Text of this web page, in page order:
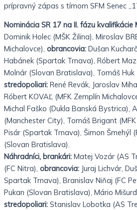
prípravný zápas s tímom SFM Senec
Nominácia SR 17 na II. fázu kvalifikácie
Dominik Holec (MŠK Žilina), Miroslav
Michalovce), obrancovia: Dušan
Habánek (Spartak Trnava), Róbert
Molnár (Slovan Bratislava), Tomáš Huk
stredopoliari: René Revák, Jaroslav
Róbert KOVAĽ (MFK Zemplín
Michal Faško (Dukla Banská Bystrica),
(Manchester City), Tomáš Brigant
Pisár (Spartak Trnava), Šimon Šmehýl
(Slovan Bratislava).
Náhradníci, brankári: Matej Vozár (AS
(FC Nitra), obrancovia: Juraj Lichvár,
Spartak Trnava), Branislav Niňaj (FC
Pukan (Slovan Bratislava), Mário
stredopoliari: Stanislav Lobotka (AS